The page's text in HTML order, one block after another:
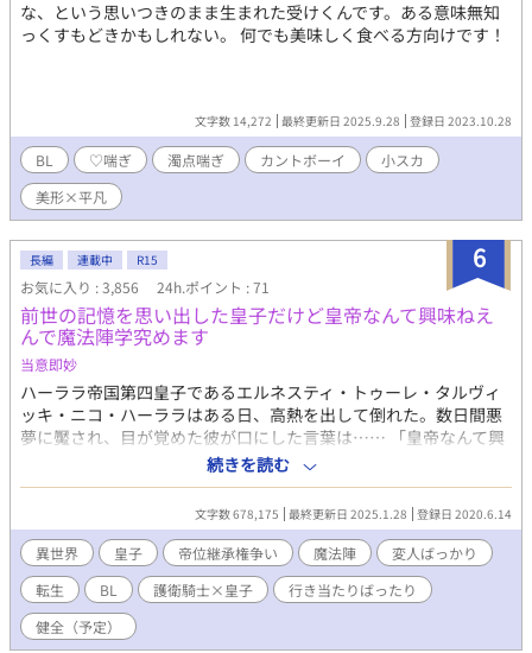
な、という思いつきのまま生まれた受けくんです。ある意味無知
っくすもどきかもしれない。 何でも美味しく食べる方向けです！
文字数 14,272 最終更新日 2025.9.28 登録日 2023.10.28
BL ♡喘ぎ 濁点喘ぎ カントボーイ
小スカ
美形×平凡
6
長編 連載中 R15
お気に入り : 3,856 24h.ポイント : 71
前世の記憶を思い出した皇子だけど皇帝なんて興味ねえ
んで魔法陣学究めます
当意即妙
ハーララ帝国第四皇子であるエルネスティ・トゥーレ・タルヴィ
ッキ・ニコ・ハーララはある日、高熱を出して倒れた。数日間悪
夢に魘され、目が覚めた彼が口にした言葉は…… 「皇帝なんて興
味ねえ！俺は魔法陣究める！」 天使のような容姿に有るまじき口
調で、これまでの人生を全否定するものだった。 ＊ * ＊ * ＊ * ＊
* ＊ 母親である第二皇妃の傀儡だった皇子が前世を思い出して、
我が道を行くようになるお話。主人公は研究者気質の変人皇子
で、お相手は真面目な専属護衛騎士です。 ○注意◯ ・基本コメデ
ィ時折シリアス。 ・健全なBL（予定）なので、R-15は保険。 ・
最初は恋愛要素が少なめ。 ・主人公を筆頭に登場人物が変人ばっ
かり。 ・本来の役割を見失ったルビ。 ・おおまかな話の構成はし
ているが、基本的に行き当たりばったり。 エロエロだったり切な
続きを読む
文字数 678,175 最終更新日 2025.1.28 登録日 2020.6.14
異世界 皇子 帝位継承権争い 魔法陣
変人ばっかり
転生
BL 護衛騎士×皇子
行き当たりばったり
健全（予定）